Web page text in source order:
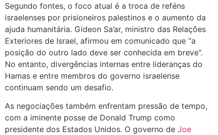
Segundo fontes, o foco atual é a troca de reféns
israelenses por prisioneiros palestinos e o aumento da
ajuda humanitária. Gideon Sa’ar, ministro das Relações
Exteriores de Israel, afirmou em comunicado que “a
posição do outro lado deve ser conhecida em breve”.
No entanto, divergências internas entre lideranças do
Hamas e entre membros do governo israelense
continuam sendo um desafio.
As negociações também enfrentam pressão de tempo,
com a iminente posse de Donald Trump como
presidente dos Estados Unidos. O governo de Joe